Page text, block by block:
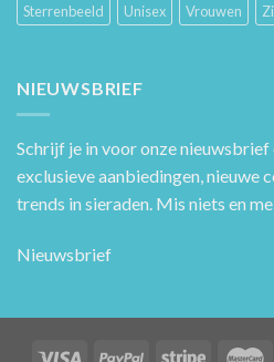
Sterrenbeeld
Unisex Vrouwen
NIEUWSBRIEF
Schrijf je in voor onze
exclusieve aanbiedingen, nieuwe
trends in sieraden. Mis niets en
Nieuwsbrief